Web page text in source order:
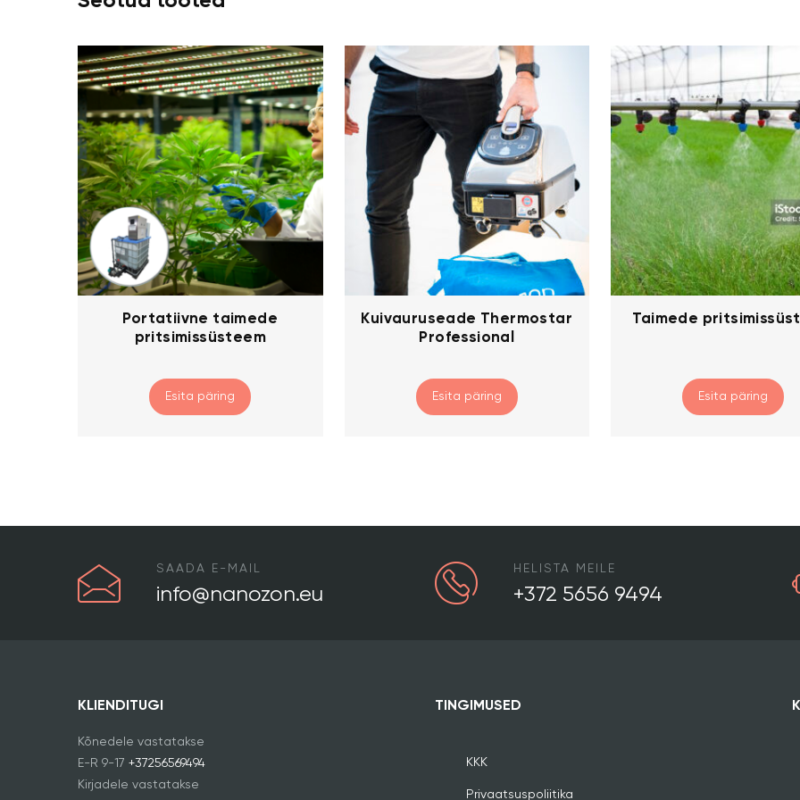
Portatiivne taimede
pritsimissüsteem
Esita päring
Kuivauruseade Thermostar
Professional
Esita päring
Taimede
Esita päring
SAADA E-MAIL
info@nanozon.eu
HELISTA MEILE
+372 5656 9494
KLIENDITUGI
Kõnedele vastatakse
E-R 9-17 +37256569494
Kirjadele vastatakse
TINGIMUSED
KKK
Privaatsuspoliitika